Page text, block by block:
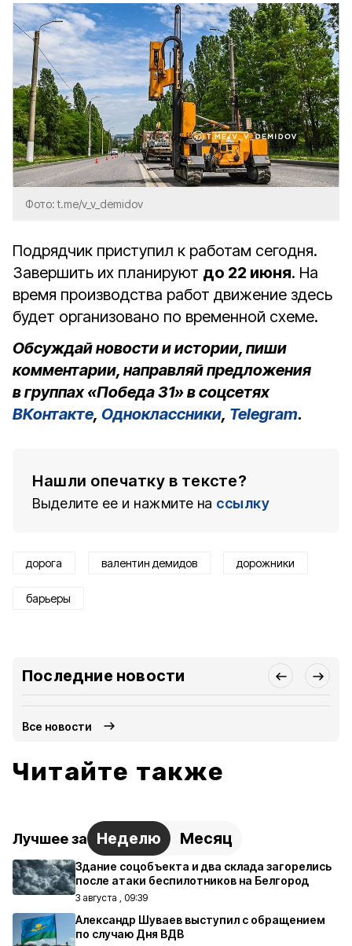
Фото: t.me/v_v_demidov
Подрядчик приступил к работам сегодня.
Завершить их планируют до 22 июня. На
время производства работ движение здесь
будет организовано по временной схеме.
Обсуждай новости и истории, пиши
комментарии, направляй предложения
в группах «Победа 31» в соцсетях
ВКонтакте, Одноклассники, Telegram.
Нашли опечатку в тексте?
Выделите ее и нажмите на ссылку
дорога валентин демидов дорожники
барьеры
Последние новости
Все новости
Читайте также
Лучшее за Неделю Месяц
Здание соцобъекта и два склада загорелись
после атаки беспилотников на Белгород
3 августа , 09:39
Александр Шуваев выступил с обращением
по случаю Дня ВДВ